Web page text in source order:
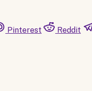
Pinterest Reddit